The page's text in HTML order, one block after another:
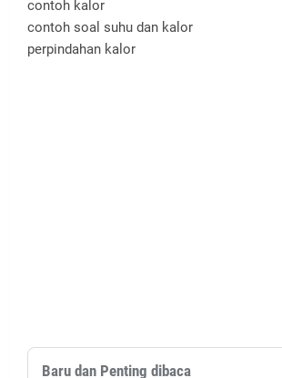
contoh kalor
contoh soal suhu dan kalor
perpindahan kalor
Baru dan Penting dibaca